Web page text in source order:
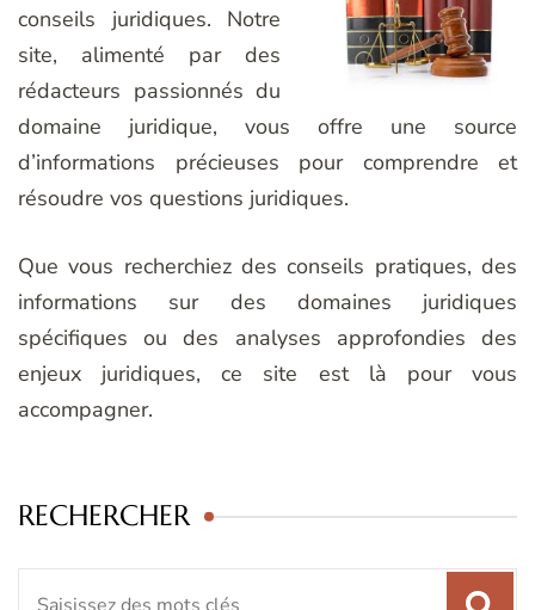
conseils juridiques. Notre
site, alimenté par des
rédacteurs passionnés du
domaine juridique, vous offre une source
d’informations précieuses pour comprendre et
résoudre vos questions juridiques.
Que vous recherchiez des conseils pratiques, des
informations sur des domaines juridiques
spécifiques ou des analyses approfondies des
enjeux juridiques, ce site est là pour vous
accompagner.
RECHERCHER